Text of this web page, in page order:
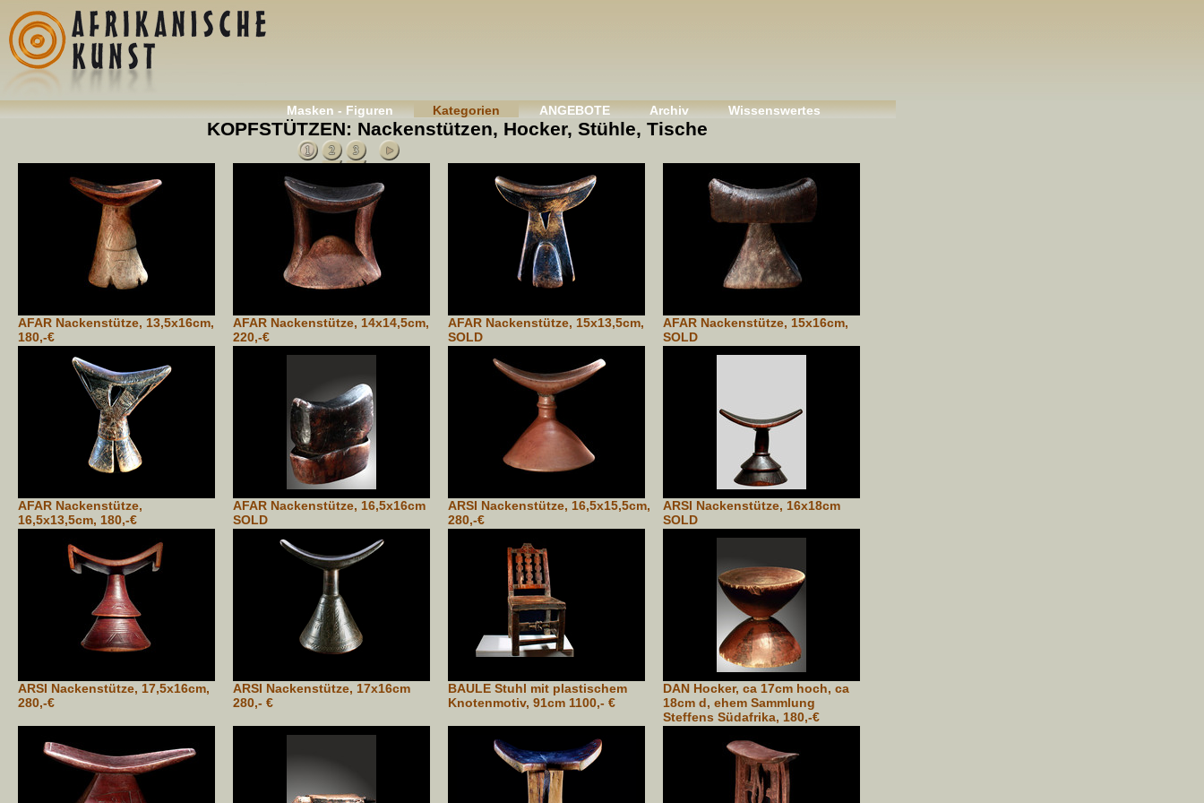
Masken - Figuren Kategorien ANGEBOTE Archiv Wissenswertes
KOPFSTÜTZEN: Nackenstützen, Hocker, Stühle, Tische
AFAR Nackenstütze, 13,5x16cm,
180,-€
AFAR Nackenstütze, 14x14,5cm,
220,-€
AFAR Nackenstütze, 15x13,5cm,
SOLD
AFAR Nackenstütze, 15x16cm,
SOLD
AFAR Nackenstütze,
16,5x13,5cm, 180,-€
AFAR Nackenstütze, 16,5x16cm
SOLD
ARSI Nackenstütze, 16,5x15,5cm,
280,-€
ARSI Nackenstütze, 16x18cm
SOLD
ARSI Nackenstütze, 17,5x16cm,
280,-€
ARSI Nackenstütze, 17x16cm
280,- €
BAULE Stuhl mit plastischem
Knotenmotiv, 91cm 1100,- €
DAN Hocker, ca 17cm hoch, ca
18cm d, ehem Sammlung
Steffens Südafrika, 180,-€